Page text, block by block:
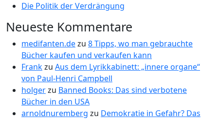
Die Politik der Verdrängung
Neueste Kommentare
medifanten.dezu 8 Tipps, wo man gebrauchte
Bücher kaufen und verkaufen kann
Frankzu Aus dem Lyrikkabinett: „innere organe“
von Paul-Henri Campbell
holgerzu Banned Books: Das sind verbotene
Bücher in den USA
arnoldnuremberg zu Demokratie in Gefahr? Das